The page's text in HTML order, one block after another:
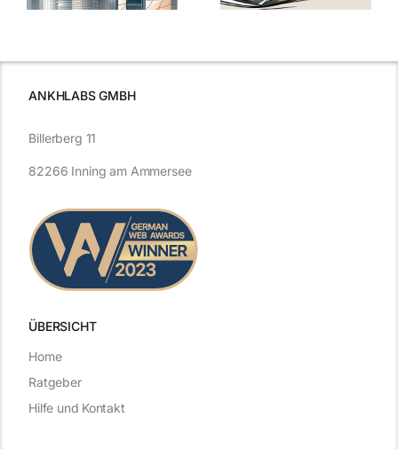
für maximale
ANKHLABS GMBH
ÜBERSICHT
Billerberg 11
82266 Inning am Ammersee
Home
Ratgeber
Hilfe und Kontakt